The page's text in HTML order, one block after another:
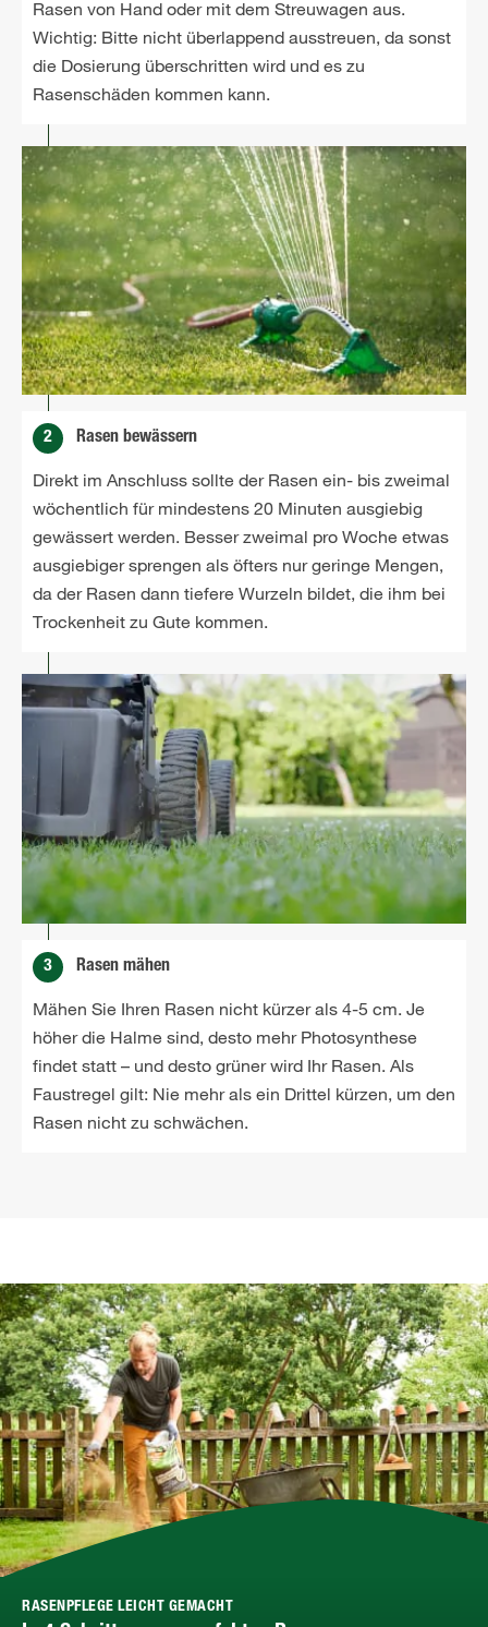
Rasen von Hand oder mit dem Streuwagen aus.
Wichtig: Bitte nicht überlappend ausstreuen, da sonst
die Dosierung überschritten wird und es zu
Rasenschäden kommen kann.
2 Rasen bewässern
Direkt im Anschluss sollte der Rasen ein- bis zweimal
wöchentlich für mindestens 20 Minuten ausgiebig
gewässert werden. Besser zweimal pro Woche etwas
ausgiebiger sprengen als öfters nur geringe Mengen,
da der Rasen dann tiefere Wurzeln bildet, die ihm bei
Trockenheit zu Gute kommen.
3 Rasen mähen
Mähen Sie Ihren Rasen nicht kürzer als 4-5 cm. Je
höher die Halme sind, desto mehr Photosynthese
findet statt – und desto grüner wird Ihr Rasen. Als
Faustregel gilt: Nie mehr als ein Drittel kürzen, um den
Rasen nicht zu schwächen.
RASENPFLEGE LEICHT GEMACHT